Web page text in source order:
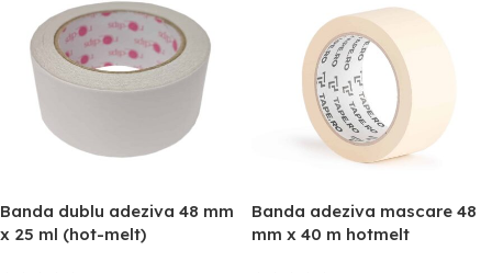
Banda dublu adeziva 48 mm
x 25 ml (hot-melt)
Banda adeziva mascare 48
mm x 40 m hotmelt